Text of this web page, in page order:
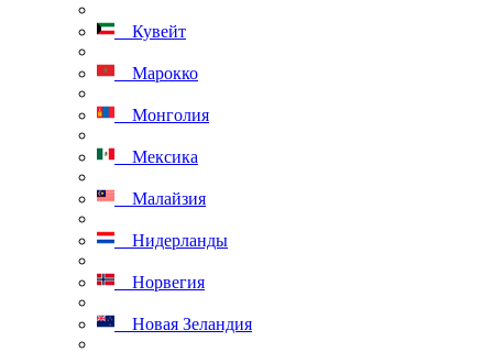
Кувейт
Марокко
Монголия
Мексика
Малайзия
Нидерланды
Норвегия
Новая Зеландия